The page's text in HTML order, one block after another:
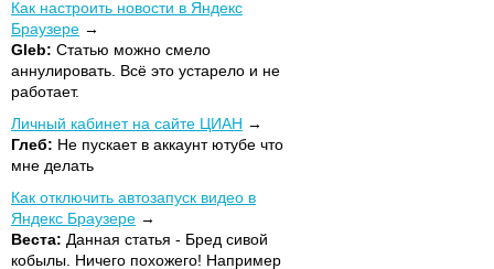
Как настроить новости в Яндекс
Браузере
Gleb: Статью можно смело
аннулировать. Всё это устарело и не
работает.
Личный кабинет на сайте ЦИАН
Глеб: Не пускает в аккаунт ютубе что
мне делать
Как отключить автозапуск видео в
Яндекс Браузере
Веста: Данная статья - Бред сивой
кобылы. Ничего похожего! Например